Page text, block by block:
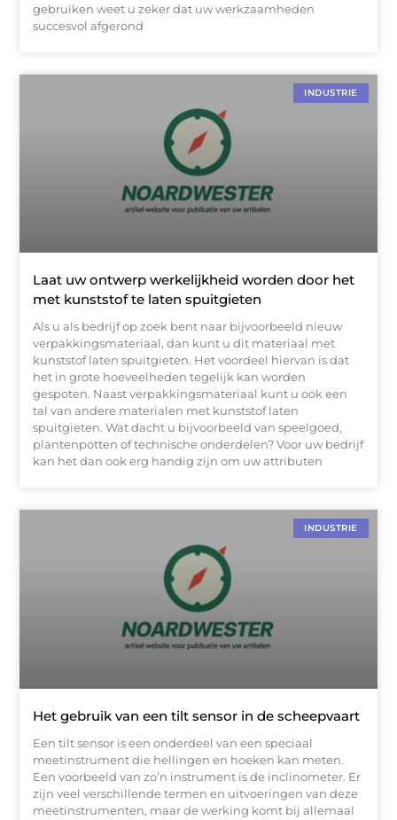
gebruiken weet u zeker dat uw werkzaamheden
succesvol afgerond
INDUSTRIE
Laat uw ontwerp werkelijkheid worden door het
met kunststof te laten spuitgieten
Als u als bedrijf op zoek bent naar bijvoorbeeld nieuw
verpakkingsmateriaal, dan kunt u dit materiaal met
kunststof laten spuitgieten. Het voordeel hiervan is dat
het in grote hoeveelheden tegelijk kan worden
gespoten. Naast verpakkingsmateriaal kunt u ook een
tal van andere materialen met kunststof laten
spuitgieten. Wat dacht u bijvoorbeeld van speelgoed,
plantenpotten of technische onderdelen? Voor uw bedrijf
kan het dan ook erg handig zijn om uw attributen
INDUSTRIE
Het gebruik van een tilt sensor in de scheepvaart
Een tilt sensor is een onderdeel van een speciaal
meetinstrument die hellingen en hoeken kan meten.
Een voorbeeld van zo’n instrument is de inclinometer. Er
zijn veel verschillende termen en uitvoeringen van deze
meetinstrumenten, maar de werking komt bij allemaal